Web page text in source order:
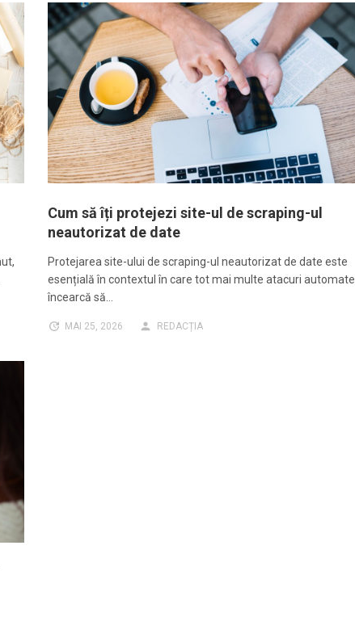
Cum să îți protejezi site-ul de scraping-ul
neautorizat de date
Protejarea site-ului de scraping-ul neautorizat de date este
esențială în contextul în care tot mai multe atacuri automate
încearcă să…
MAI 25, 2026 REDACȚIA